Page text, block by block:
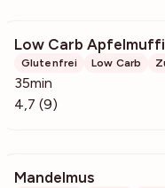
Low Carb
Glutenfrei Low Carb
35min
4,7 (9)
Mandelmus